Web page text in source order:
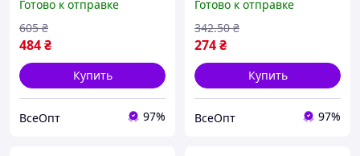
антипригарное
покрытие, 6 отделений
Готово к отправке
484₴
605 ₴
Купить
ВсеОпт 97%
антипригарное
покрытие, диаметр 330
мм
Готово к отправке
274₴
342.50 ₴
Купить
ВсеОпт 97%